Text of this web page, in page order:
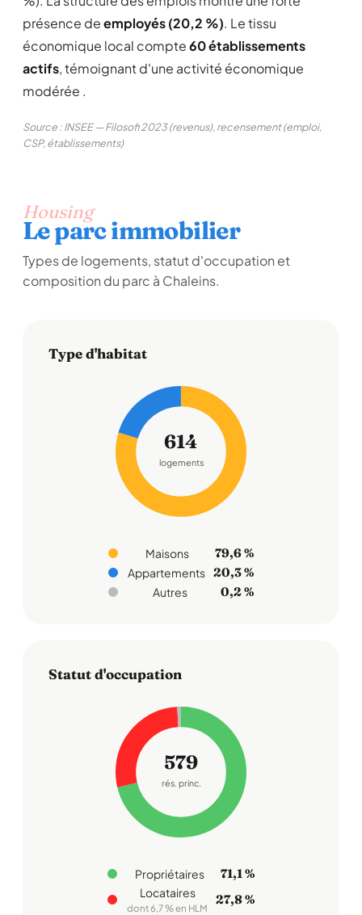
présence deemployés (20,2 %). Le tissu
économique local compte60 établissements
actifs, témoignant d'une activité économique
modérée .
Source : INSEE — Filosofi 2023 (revenus), recensement (emploi,
CSP, établissements)
Housing
Le parc immobilier
Types de logements, statut d'occupation et
composition du parc à Chaleins.
Type d'habitat
614
logements
Maisons 79,6 %
Appartements 20,3 %
Autres 0,2 %
Statut d'occupation
579
rés. princ.
Propriétaires 71,1 %
Locataires
dont 6,7 % en HLM
27,8 %